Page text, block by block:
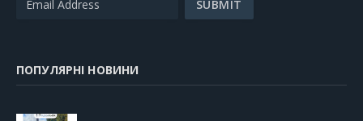
ПОПУЛЯРНІ НОВИНИ